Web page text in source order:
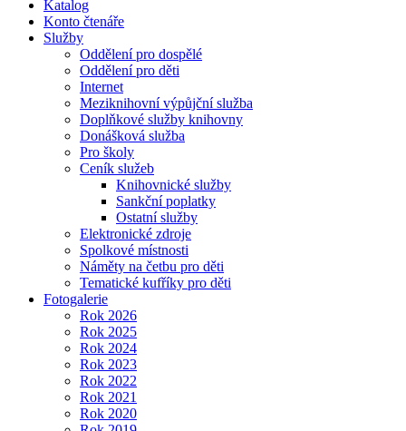
Katalog
Konto čtenáře
Služby
Oddělení pro dospělé
Oddělení pro děti
Internet
Meziknihovní výpůjční služba
Doplňkové služby knihovny
Donášková služba
Pro školy
Ceník služeb
Knihovnické služby
Sankční poplatky
Ostatní služby
Elektronické zdroje
Spolkové místnosti
Náměty na četbu pro děti
Tematické kufříky pro děti
Fotogalerie
Rok 2026
Rok 2025
Rok 2024
Rok 2023
Rok 2022
Rok 2021
Rok 2020